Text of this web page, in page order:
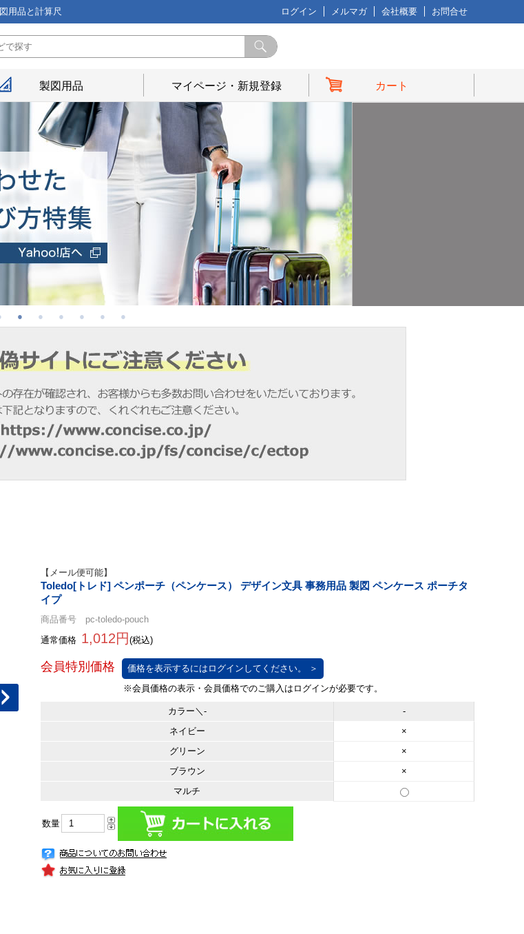
用品と計算尺 ログイン メルマガ 会社概要 お問合せ
製図用品 マイページ・新規登録 カート
【メール便可能】
Toledo[トレド] ペンポーチ（ペンケース） デザイン文具 事務用品 製図 ペンケース ポーチタ
イプ
商品番号 pc-toledo-pouch
通常価格 1,012円 (税込)
価格を表示するにはログインしてください。 ＞
カラー＼-
-
ネイビー
×
グリーン
×
ブラウン
×
マルチ
数量